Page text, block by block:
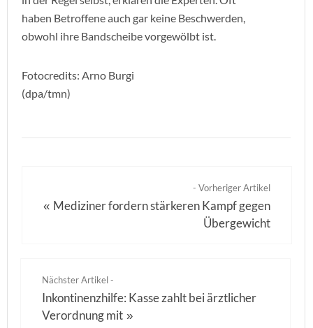
haben Betroffene auch gar keine Beschwerden,
obwohl ihre Bandscheibe vorgewölbt ist.
Fotocredits: Arno Burgi
(dpa/tmn)
- Vorheriger Artikel
« Mediziner fordern stärkeren Kampf gegen
Übergewicht
Nächster Artikel -
Inkontinenzhilfe: Kasse zahlt bei ärztlicher
Verordnung mit »